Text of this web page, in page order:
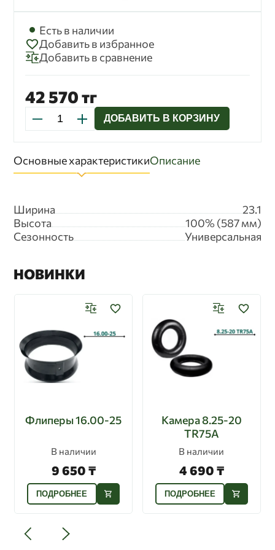
Есть в наличии
Добавить в избранное
Добавить в сравнение
42 570 тг
ДОБАВИТЬ В КОРЗИНУ
Основные характеристикиОписание
Ширина
23.1
Высота
100% (587 мм)
Сезонность
Универсальная
НОВИНКИ
Флиперы 16.00-25
В наличии
9 650 ₸
ПОДРОБНЕЕ
Камера 8.25-20
TR75A
В наличии
4 690 ₸
ПОДРОБНЕЕ